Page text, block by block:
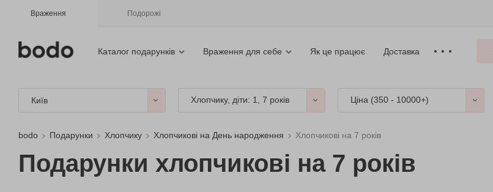
Враження Подорожі
Каталог подарунків Враження для себе Як це працює Доставка
Київ Хлопчику, діти: 1, 7 років Ціна (350 - 10000+)
bodo Подарунки Хлопчику Хлопчикові на День народження Хлопчикові на 7 років
Подарунки хлопчикові на 7 років